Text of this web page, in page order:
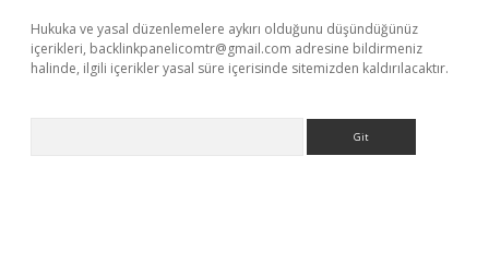
Hukuka ve yasal düzenlemelere aykırı olduğunu düşündüğünüz
içerikleri, backlinkpanelicomtr@gmail.com adresine bildirmeniz
halinde, ilgili içerikler yasal süre içerisinde sitemizden kaldırılacaktır.